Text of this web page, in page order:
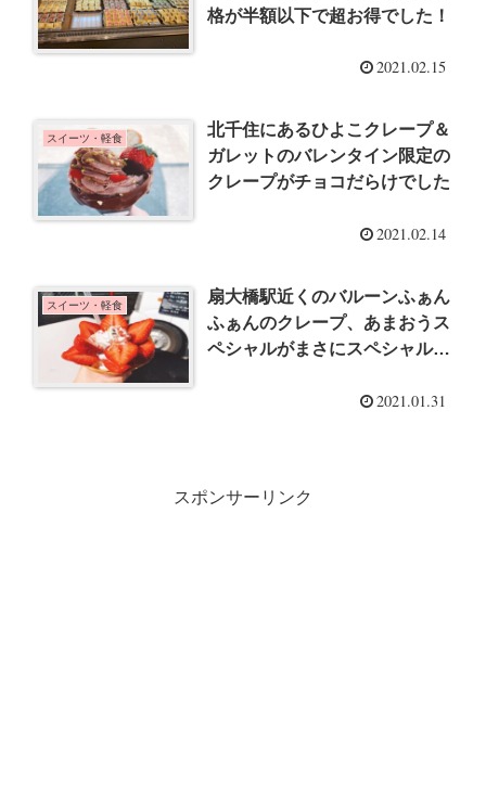
格が半額以下で超お得でした！
2021.02.15
スイーツ・軽食
北千住にあるひよこクレープ＆
ガレットのバレンタイン限定の
クレープがチョコだらけでした
2021.02.14
スイーツ・軽食
扇大橋駅近くのバルーンふぁん
ふぁんのクレープ、あまおうス
ペシャルがまさにスペシャルで
2021.01.31
スポンサーリンク